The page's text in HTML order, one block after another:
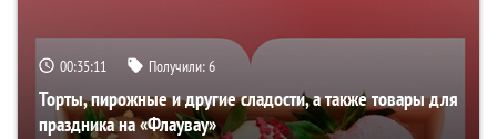
00:35:10 Получили:6
Торты, пирожные и другие сладости, а также товары для
праздника на «Флаувау»